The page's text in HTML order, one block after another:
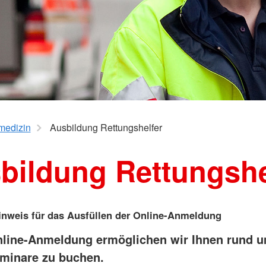
Weltweite Hilfe
Nachbar in Not
Besuchsdienst
Institutionen
Fortbildung DRK-Lehrkräfte
Defibrillator Schulung
Inhouse-Seminar
Schulsanitätsdienst
ABC-
Aus- und
Task
Ausbildung Rettungshelfer
für das Ausfüllen der Online-Anmeldung
Anmeldung ermöglichen wir Ihnen rund
zu buchen.